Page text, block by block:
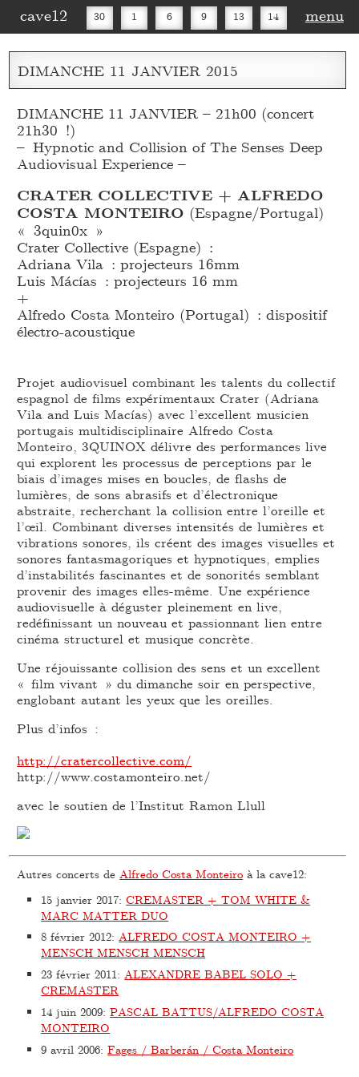
cave12 30 1 6 9 13 14
16 20 27 30
menu
DIMANCHE 11 JANVIER 2015
DIMANCHE 11 JANVIER – 21h00 (concert
21h30 !)
– Hypnotic and Collision of The Senses Deep
Audiovisual Experience –
CRATER COLLECTIVE + ALFREDO
COSTA MONTEIRO (Espagne/Portugal)
« 3quin0x »
Crater Collective (Espagne) :
Adriana Vila : projecteurs 16mm
Luis Mácías : projecteurs 16 mm
+
Alfredo Costa Monteiro (Portugal) : dispositif
électro-acoustique
Projet audiovisuel combinant les talents du collectif
espagnol de films expérimentaux Crater (Adriana
Vila and Luis Macías) avec l’excellent musicien
portugais multidisciplinaire Alfredo Costa
Monteiro, 3QUINOX délivre des performances live
qui explorent les processus de perceptions par le
biais d’images mises en boucles, de flashs de
lumières, de sons abrasifs et d’électronique
abstraite, recherchant la collision entre l’oreille et
l’œil. Combinant diverses intensités de lumières et
vibrations sonores, ils créent des images visuelles et
sonores fantasmagoriques et hypnotiques, emplies
d’instabilités fascinantes et de sonorités semblant
provenir des images elles-même. Une expérience
audiovisuelle à déguster pleinement en live,
redéfinissant un nouveau et passionnant lien entre
cinéma structurel et musique concrète.
Une réjouissante collision des sens et un excellent
« film vivant » du dimanche soir en perspective,
englobant autant les yeux que les oreilles.
Plus d’infos :
http://cratercollective.com/
http://www.costamonteiro.net/
avec le soutien de l’Institut Ramon Llull
Autres concerts deAlfredo Costa Monteiro à la cave12:
15 janvier 2017:CREMASTER + TOM WHITE &
MARC MATTER DUO
8 février 2012:ALFREDO COSTA MONTEIRO +
MENSCH MENSCH MENSCH
23 février 2011:ALEXANDRE BABEL SOLO +
CREMASTER
14 juin 2009:PASCAL BATTUS/ALFREDO COSTA
MONTEIRO
9 avril 2006:Fages / Barberán / Costa Monteiro